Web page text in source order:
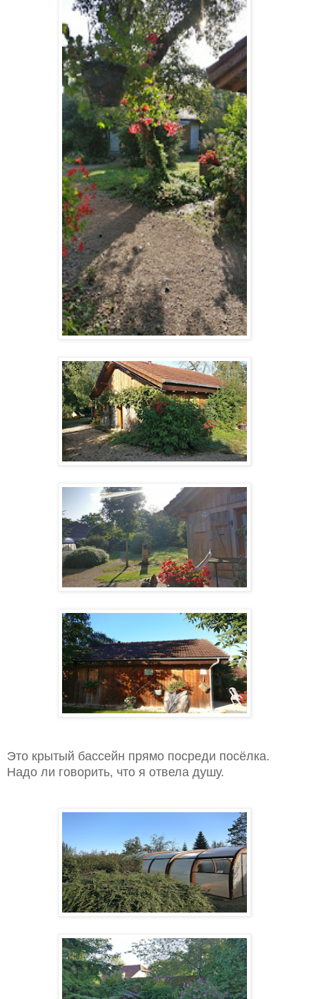
Это крытый бассейн прямо посреди посёлка.
Надо ли говорить, что я отвела душу.